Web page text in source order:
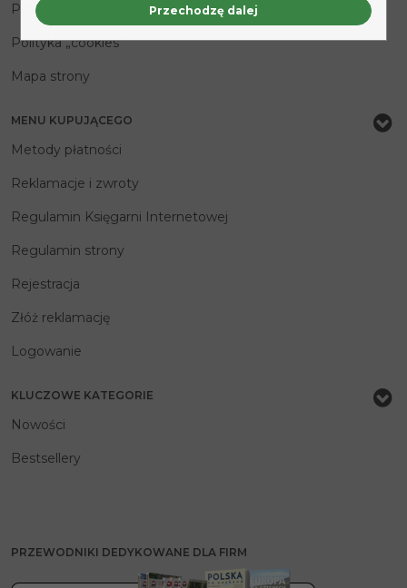
Polityka prywatności
Polityka „cookies”
Mapa strony
MENU KUPUJĄCEGO
Metody płatności
Reklamacje i zwroty
Regulamin Księgarni Internetowej
Regulamin strony
Rejestracja
Złóż reklamację
Logowanie
KLUCZOWE KATEGORIE
Nowości
Bestsellery
PRZEWODNIKI DEDYKOWANE DLA FIRM
Przechodzę dalej